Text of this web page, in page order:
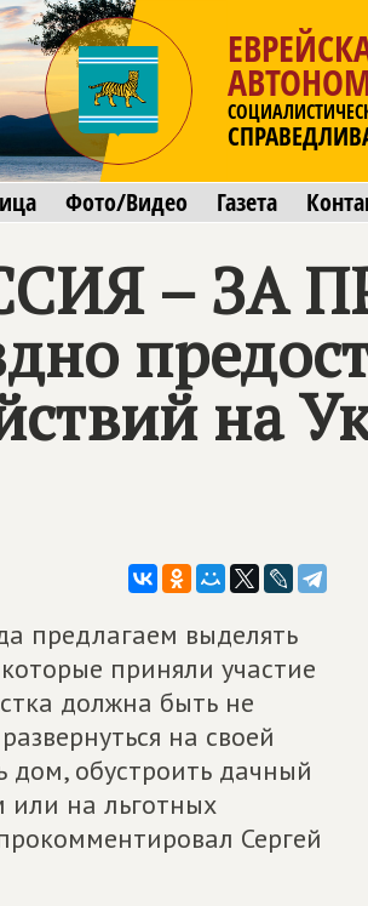
Фото/Видео Газета
– ЗА
на
предлагаем выделять
приняли участие
должна быть не
на своей
дом, обустроить дачный
или на льготных
Сергей